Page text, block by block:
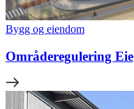
Bygg og eiendom
Områderegulering Eie